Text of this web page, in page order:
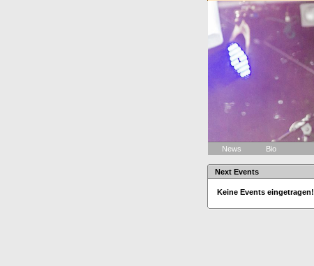
News Bio
Next Events
Keine Events eingetragen!